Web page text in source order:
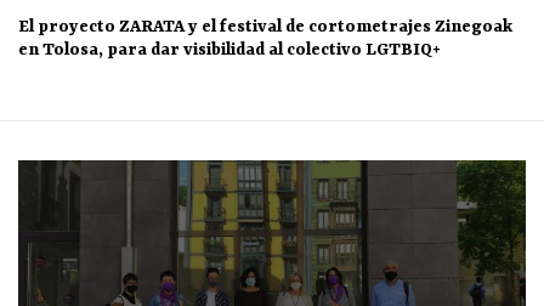
El proyecto ZARATA y el festival de cortometrajes Zinegoak
en Tolosa, para dar visibilidad al colectivo LGTBIQ+